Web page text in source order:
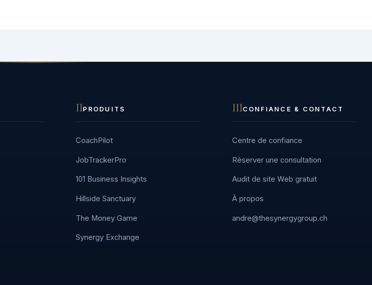
IIPRODUITS
CoachPilot
JobTrackerPro
101 Business Insights
Hillside Sanctuary
The Money Game
Synergy Exchange
IIICONFIANCE & CONTACT
Centre de confiance
Réserver une consultation
Audit de site Web gratuit
À propos
andre@thesynergygroup.ch